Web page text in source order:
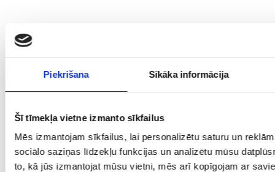
Piekrišana Sīkāka informācija
Šī tīmekļa vietne izmanto sīkfailus
Mēs izmantojam sīkfailus, lai personalizētu saturu un
sociālo saziņas līdzekļu funkcijas un analizētu mūsu
to, kā jūs izmantojat mūsu vietni, mēs arī kopīgojam ar